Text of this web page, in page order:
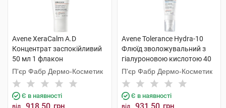
Avene XeraCalm A.D
Концентрат заспокійливий
50 мл 1 флакон
П'єр Фабр Дермо-Косметик
Є в наявності
від грн
Avene Tolerance Hydra-10
Флюїд зволожувальний з
гіалуроновою кислотою 40
мл 1 туба
П'єр Фабр Дермо-Косметик
Є в наявності
від грн